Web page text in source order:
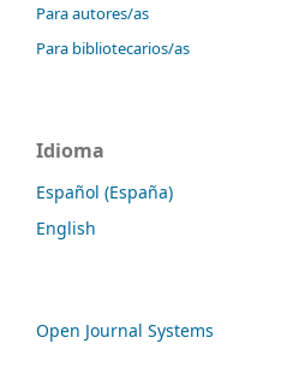
Para autores/as
Para bibliotecarios/as
Idioma
Español (España)
English
Open Journal Systems